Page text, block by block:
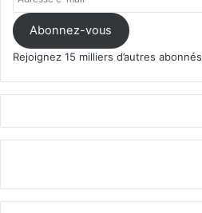
e-
mail Abonnez-vous
Rejoignez 15 milliers d’autres abonnés